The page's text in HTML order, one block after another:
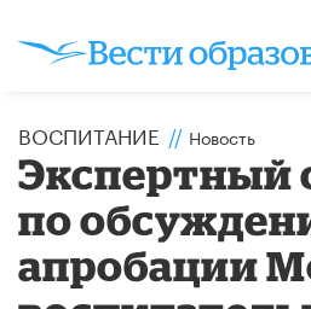
ВОСПИТАНИЕ // Новость
Экспертный
по
апробации